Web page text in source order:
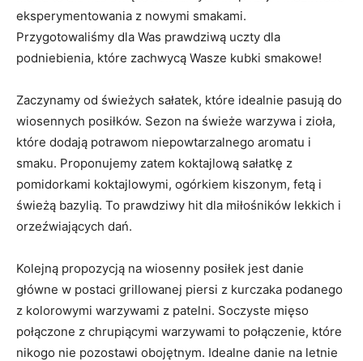
eksperymentowania z nowymi ⁤smakami.
Przygotowaliśmy dla Was prawdziwą uczty⁢ dla
podniebienia, które ⁢zachwycą ⁢Wasze kubki smakowe!
Zaczynamy od świeżych sałatek, które ​idealnie pasują do
wiosennych ‍posiłków. Sezon na świeże warzywa i zioła,
które dodają potrawom niepowtarzalnego aromatu i
smaku. Proponujemy zatem koktajlową sałatkę z
pomidorkami koktajlowymi, ogórkiem kiszonym, fetą i
świeżą bazylią. To prawdziwy hit dla miłośników lekkich i‌
orzeźwiających dań.
Kolejną ‌propozycją na⁤ wiosenny​ posiłek jest danie⁢
główne w postaci grillowanej ⁢piersi z kurczaka ⁤podanego
z ‍kolorowymi warzywami z patelni. Soczyste ​mięso‌
połączone⁢ z ​chrupiącymi warzywami to połączenie, które
nikogo nie pozostawi obojętnym. Idealne danie na letnie